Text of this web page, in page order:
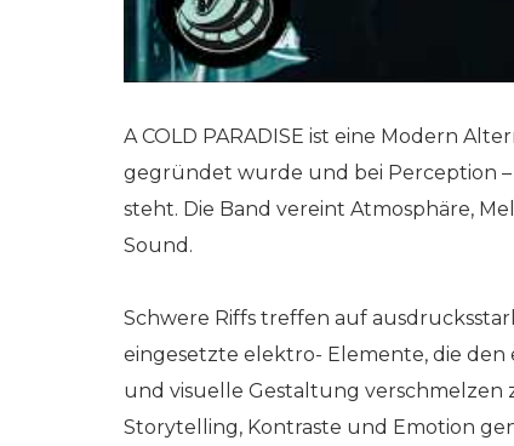
A COLD PARADISE ist eine Modern
gegründet wurde und bei Perception –
steht. Die Band vereint Atmosphäre,
Sound.
Schwere Riffs treffen auf
eingesetzte elektro- Elemente, die den
und visuelle Gestaltung
Storytelling, Kontraste und Emotion